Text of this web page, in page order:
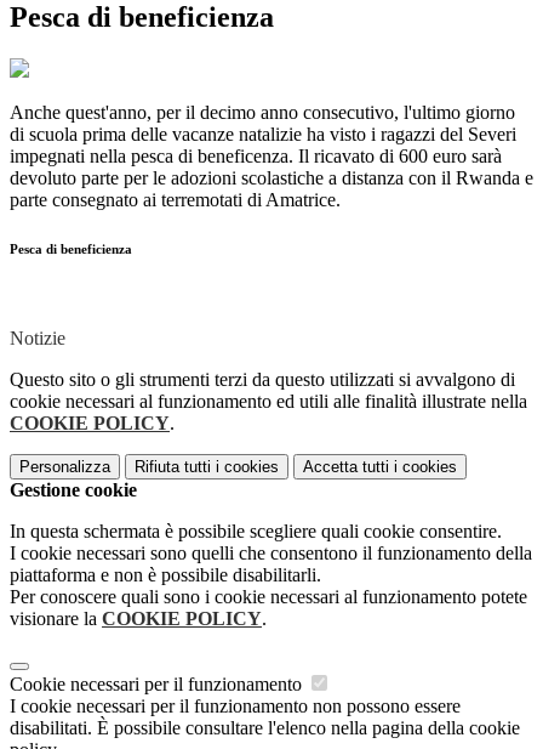
Pesca di beneficienza
Anche quest'anno, per il decimo anno consecutivo, l'ultimo giorno
di scuola prima delle vacanze natalizie ha visto i ragazzi del Severi
impegnati nella pesca di beneficenza. Il ricavato di 600 euro sarà
devoluto parte per le adozioni scolastiche a distanza con il Rwanda e
parte consegnato ai terremotati di Amatrice.
Pesca di beneficienza
Notizie
Questo sito o gli strumenti terzi da questo utilizzati si avvalgono di
cookie necessari al funzionamento ed utili alle finalità illustrate nella
COOKIE POLICY.
Personalizza Rifiuta tutti i cookies Accetta tutti i cookies
Gestione cookie
In questa schermata è possibile scegliere quali cookie consentire.
I cookie necessari sono quelli che consentono il funzionamento della
piattaforma e non è possibile disabilitarli.
Per conoscere quali sono i cookie necessari al funzionamento potete
visionare la COOKIE POLICY.
Cookie necessari per il funzionamento
I cookie necessari per il funzionamento non possono essere
disabilitati. È possibile consultare l'elenco nella pagina della cookie